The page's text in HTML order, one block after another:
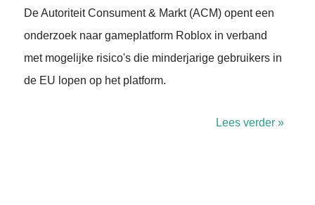
De Autoriteit Consument & Markt (ACM) opent een
onderzoek naar gameplatform Roblox in verband
met mogelijke risico's die minderjarige gebruikers in
de EU lopen op het platform.
Lees verder »